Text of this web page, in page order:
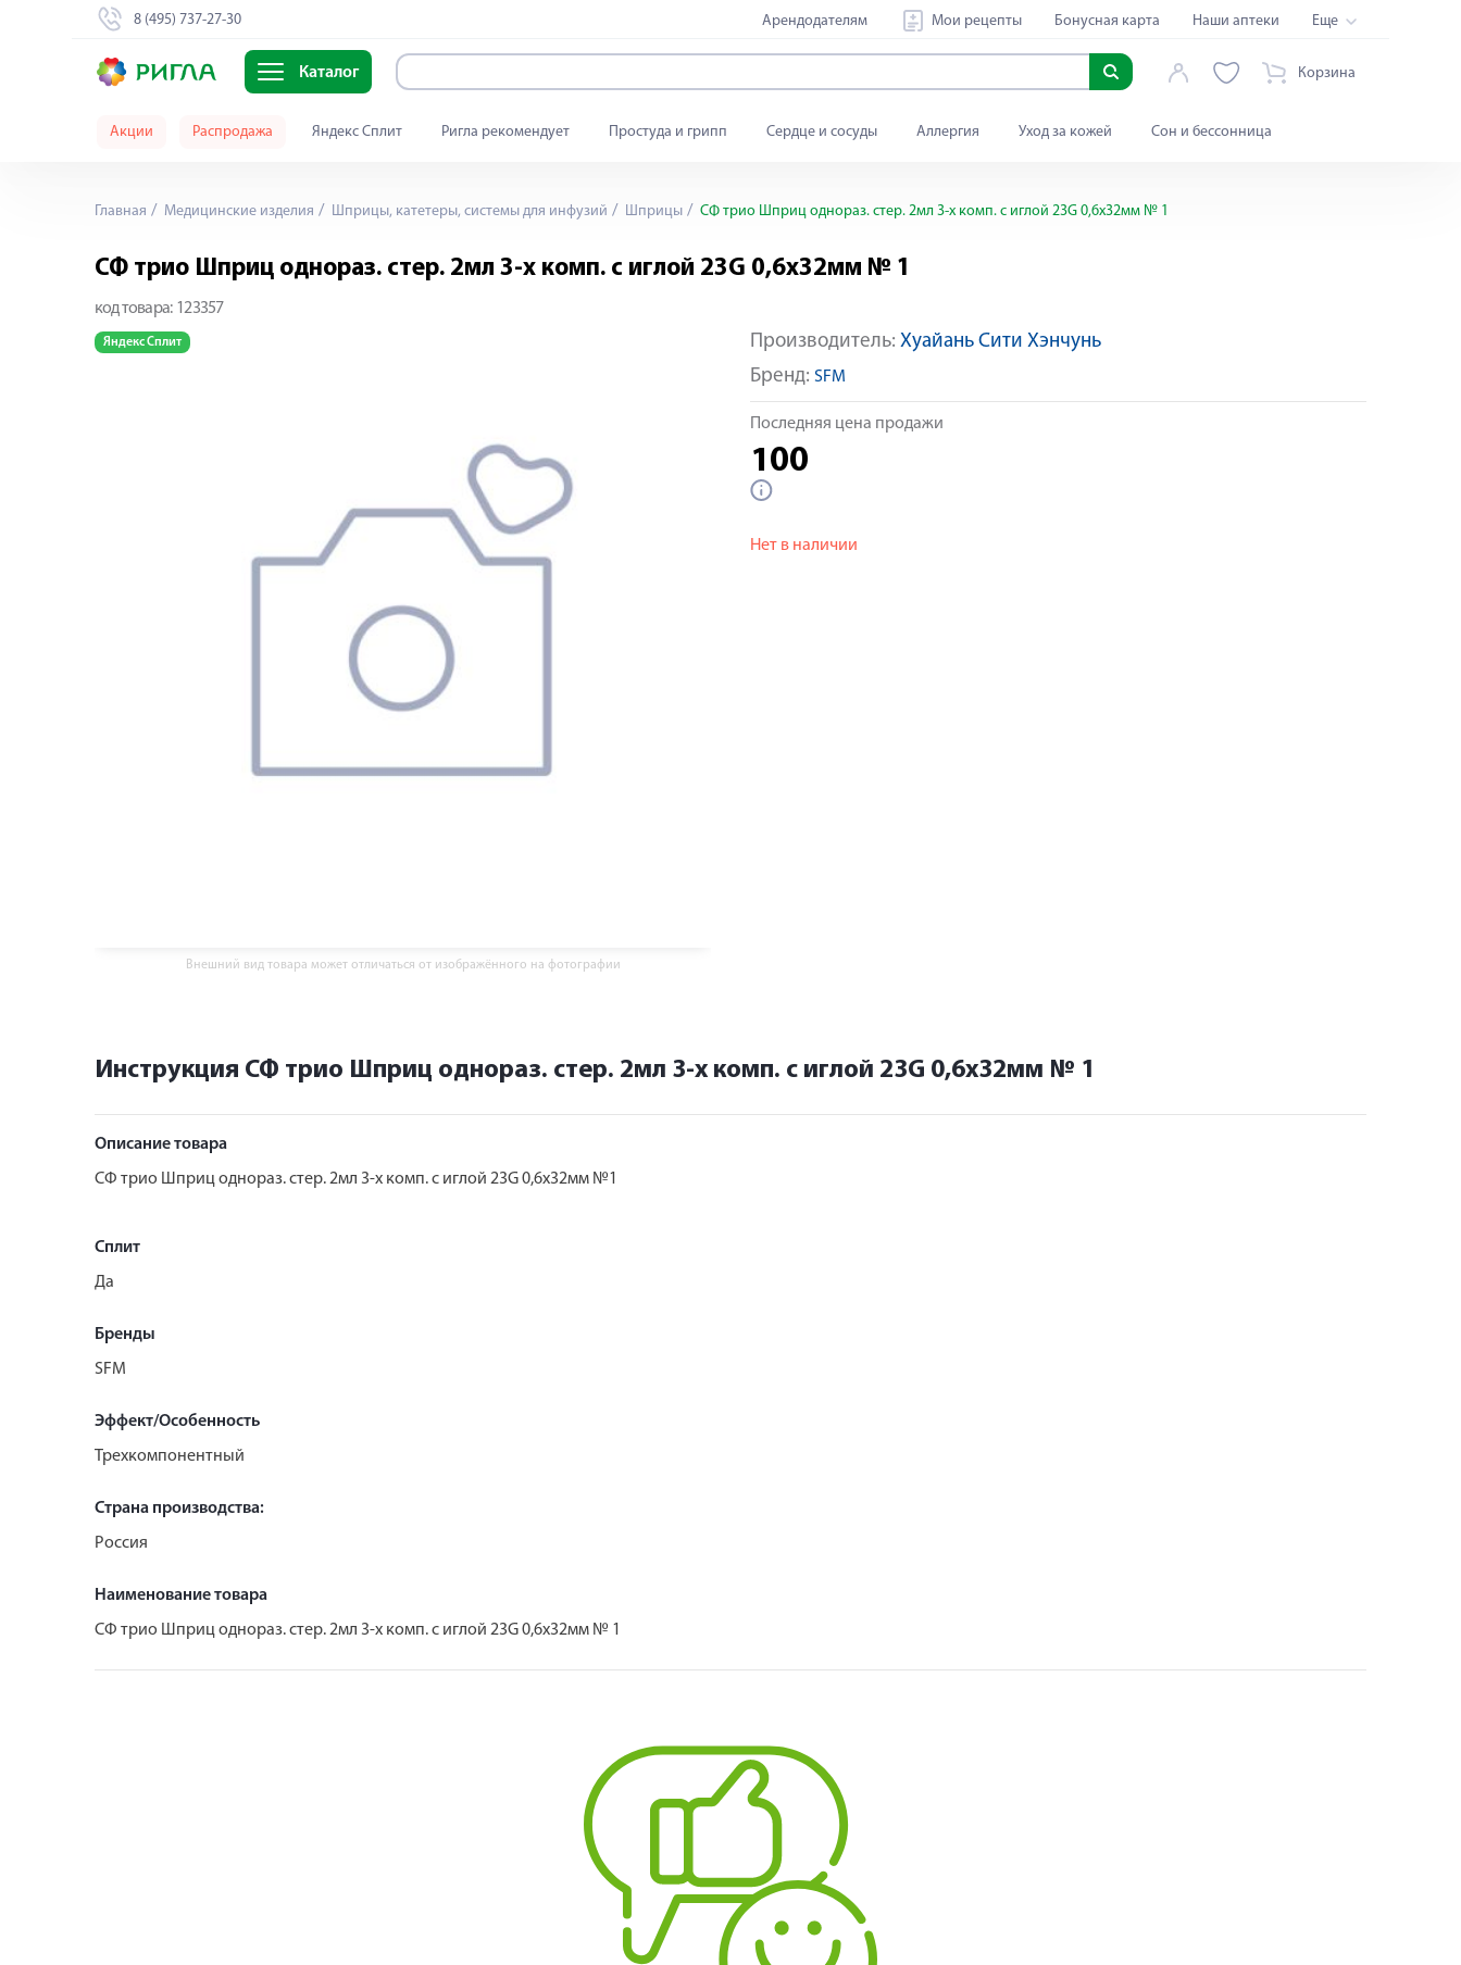
8 (495) 737-27-30 Арендодателям Мои рецепты Бонусная карта Наши аптеки Еще
Каталог Корзина
Акции Распродажа Яндекс Сплит Ригла рекомендует Простуда и грипп Сердце и сосуды Аллергия Уход за кожей Сон и бессонница
Главная Медицинские изделия Шприцы, катетеры, системы для инфузий Шприцы СФ трио Шприц однораз. стер. 2мл 3-х комп. с иглой 23G 0,6х32мм № 1
СФ трио Шприц однораз. стер. 2мл 3-х комп. с иглой 23G 0,6х32мм № 1
код товара: 123357
Яндекс Сплит
Внешний вид товара может отличаться от изображённого на фотографии
Производитель: Хуайань Сити Хэнчунь
Бренд: SFM
Последняя цена продажи
100
Нет в наличии
Инструкция СФ трио Шприц однораз. стер. 2мл 3-х комп. с иглой 23G 0,6х32мм № 1
Описание товара
СФ трио Шприц однораз. стер. 2мл 3-х комп. с иглой 23G 0,6х32мм №1
Сплит
Да
Бренды
SFM
Эффект/Особенность
Трехкомпонентный
Страна производства:
Россия
Наименование товара
СФ трио Шприц однораз. стер. 2мл 3-х комп. с иглой 23G 0,6х32мм № 1